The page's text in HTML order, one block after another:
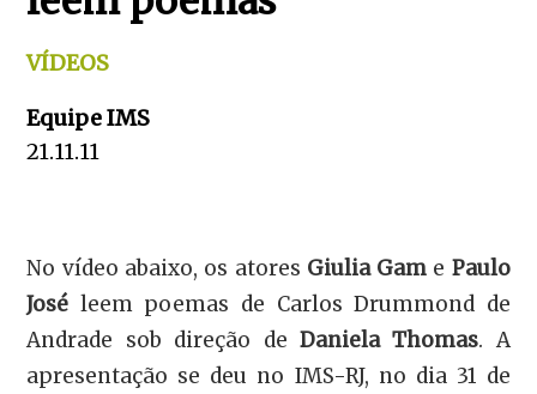
VÍDEOS
Equipe IMS
21.11.11
No vídeo abaixo, os atores Giulia Gam e Paulo
José leem poemas de Carlos Drummond de
Andrade sob direção de Daniela Thomas. A
apresentação se deu no IMS-RJ, no dia 31 de